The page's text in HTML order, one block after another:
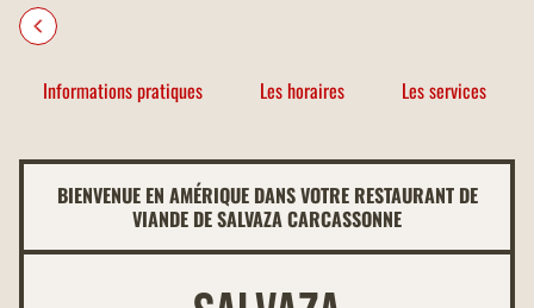
Informations pratiques Les horaires Les services
BIENVENUE EN AMÉRIQUE DANS VOTRE RESTAURANT DE
VIANDE DE SALVAZA CARCASSONNE